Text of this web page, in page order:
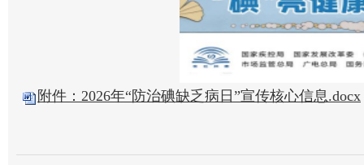
附件：2026年“防治碘缺乏病日”宣传核心信息.docx